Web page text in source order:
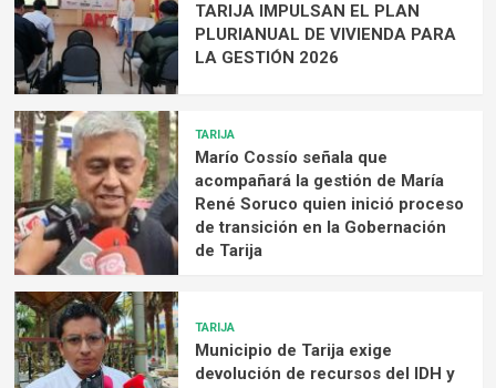
TARIJA IMPULSAN EL PLAN
PLURIANUAL DE VIVIENDA PARA
LA GESTIÓN 2026
TARIJA
Marío Cossío señala que
acompañará la gestión de María
René Soruco quien inició proceso
de transición en la Gobernación
de Tarija
TARIJA
Municipio de Tarija exige
devolución de recursos del IDH y